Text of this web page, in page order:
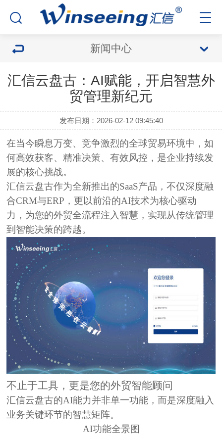
新闻中心
汇信云盘古：AI赋能，开启智慧外
贸管理新纪元
发布日期：2026-02-12 09:45:40
在当今瞬息万变、竞争激烈的全球贸易环境中，如
何高效获客、精准决策、有效风控 ，是企业持续发
展的核心挑战。
汇信云盘古作为全新推出的SaaS产品，不仅深度融
合CRM与ERP，更以前沿的AI技术为核心驱动
力，为您的外贸全流程注入智慧，实现从传统管理
到智能决策的跨越。
不止于工具，更是您的外贸智能顾问
汇信云盘古的AI能力并非单一功能，而是深度融入
业务关键环节的智慧矩阵。
AI功能全景图